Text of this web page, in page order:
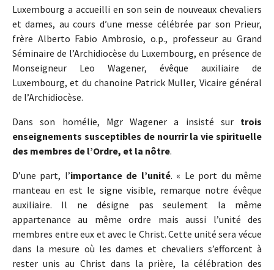
Luxembourg a accueilli en son sein de nouveaux chevaliers
et dames, au cours d’une messe célébrée par son Prieur,
frère Alberto Fabio Ambrosio, o.p., professeur au Grand
Séminaire de l’Archidiocèse du Luxembourg, en présence de
Monseigneur Leo Wagener, évêque auxiliaire de
Luxembourg, et du chanoine Patrick Muller, Vicaire général
de l’Archidiocèse.
Dans son homélie, Mgr Wagener a insisté sur trois
enseignements susceptibles de nourrir la vie spirituelle
des membres de l’Ordre, et la nôtre.
D’une part, l’importance de l’unité. « Le port du même
manteau en est le signe visible, remarque notre évêque
auxiliaire. Il ne désigne pas seulement la même
appartenance au même ordre mais aussi l’unité des
membres entre eux et avec le Christ. Cette unité sera vécue
dans la mesure où les dames et chevaliers s’efforcent à
rester unis au Christ dans la prière, la célébration des